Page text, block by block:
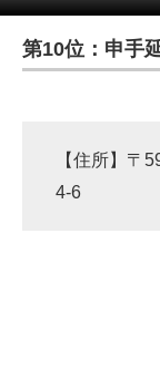
注目記事を集め
ITの今と未来を
進化するPCと
ビジネスと働き
第10位：申手
【住所】〒
4-6